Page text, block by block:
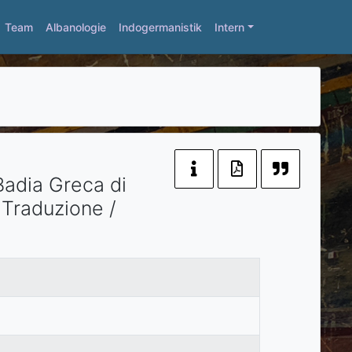
Team Albanologie Indogermanistik Intern
Greca di
/